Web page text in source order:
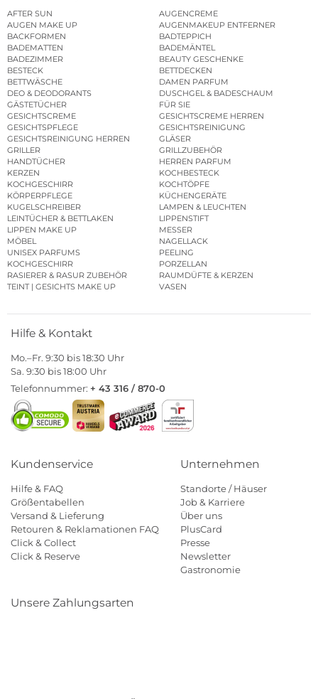
AFTER SUN
AUGENCREME
AUGEN MAKE UP
AUGENMAKEUP ENTFERNER
BACKFORMEN
BADTEPPICH
BADEMATTEN
BADEMÄNTEL
BADEZIMMER
BEAUTY GESCHENKE
BESTECK
BETTDECKEN
BETTWÄSCHE
DAMEN PARFUM
DEO & DEODORANTS
DUSCHGEL & BADESCHAUM
GÄSTETÜCHER
FÜR SIE
GESICHTSCREME
GESICHTSCREME HERREN
GESICHTSPFLEGE
GESICHTSREINIGUNG
GESICHTSREINIGUNG HERREN
GLÄSER
GRILLER
GRILLZUBEHÖR
HANDTÜCHER
HERREN PARFUM
KERZEN
KOCHBESTECK
KOCHGESCHIRR
KOCHTÖPFE
KÖRPERPFLEGE
KÜCHENGERÄTE
KUGELSCHREIBER
LAMPEN & LEUCHTEN
LEINTÜCHER & BETTLAKEN
LIPPENSTIFT
LIPPEN MAKE UP
MESSER
MÖBEL
NAGELLACK
UNISEX PARFUMS
PEELING
KOCHGESCHIRR
PORZELLAN
RASIERER & RASUR ZUBEHÖR
RAUMDÜFTE & KERZEN
TEINT | GESICHTS MAKE UP
VASEN
Hilfe & Kontakt
Mo.–Fr. 9:30 bis 18:30 Uhr
Sa. 9:30 bis 18:00 Uhr
Telefonnummer: + 43 316 / 870-0
Kundenservice
Hilfe & FAQ
Größentabellen
Versand & Lieferung
Retouren & Reklamationen FAQ
Click & Collect
Click & Reserve
Unternehmen
Standorte / Häuser
Job & Karriere
Über uns
PlusCard
Presse
Newsletter
Gastronomie
Unsere Zahlungsarten